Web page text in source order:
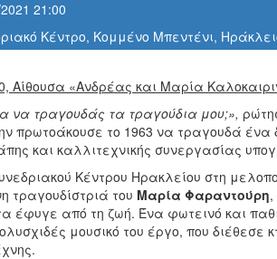
21:00
Κέντρο, Κομμένο Μπεντένι,
Αίθουσα «Ανδρέας και Μαρία
να τραγουδάς τα τραγούδια μου;»,
πρωτοάκουσε το 1963 να τραγουδά ένα
και καλλιτεχνικής συνεργασίας
Κέντρου Ηρακλείου στη
του Μαρία Φαραντούρη
έφυγε από τη ζωή. Ένα φωτεινό και
μουσικό του έργο, που